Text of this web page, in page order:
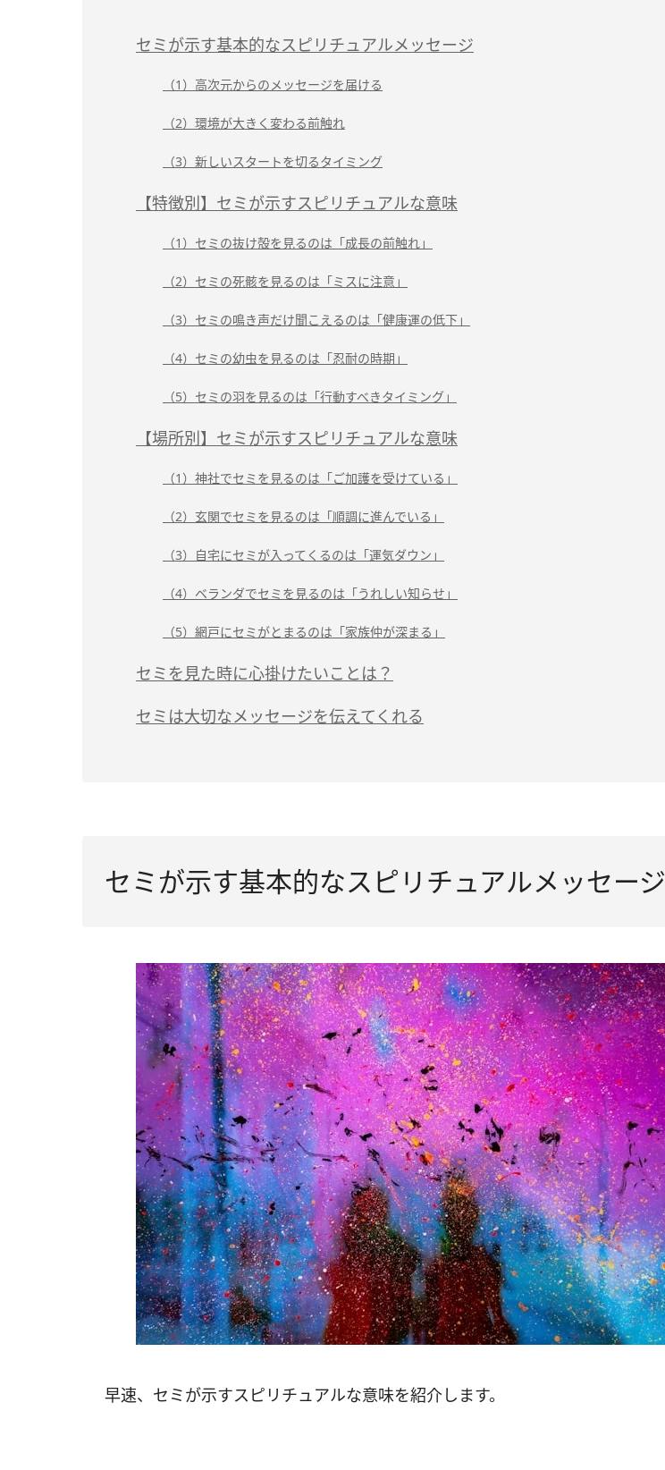
セミが示す基本的なスピリチュアルメッセージ
（1）高次元からのメッセージを届ける
（2）環境が大きく変わる前触れ
（3）新しいスタートを切るタイミング
【特徴別】セミが示すスピリチュアルな意味
（1）セミの抜け殻を見るのは「成長の前触れ」
（2）セミの死骸を見るのは「ミスに注意」
（3）セミの鳴き声だけ聞こえるのは「健康運の低下」
（4）セミの幼虫を見るのは「忍耐の時期」
（5）セミの羽を見るのは「行動すべきタイミング」
【場所別】セミが示すスピリチュアルな意味
（1）神社でセミを見るのは「ご加護を受けている」
（2）玄関でセミを見るのは「順調に進んでいる」
（3）自宅にセミが入ってくるのは「運気ダウン」
（4）ベランダでセミを見るのは「うれしい知らせ」
（5）網戸にセミがとまるのは「家族仲が深まる」
セミを見た時に心掛けたいことは？
セミは大切なメッセージを伝えてくれる
セミが示す基本的なスピリチュアルメッセージ
早速、セミが示すスピリチュアルな意味を紹介します。